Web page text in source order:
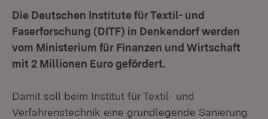
Die Deutschen Institute für Textil- und
Faserforschung (DITF) in Denkendorf werden
vom Ministerium für Finanzen und Wirtschaft
mit 2 Millionen Euro gefördert.
Damit soll beim Institut für Textil- und
Verfahrenstechnik eine grundlegende Sanierung